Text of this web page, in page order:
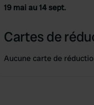
19 mai au 14 sept.
Cartes de
Aucune carte de